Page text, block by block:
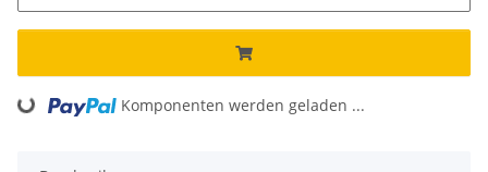
Loading... Komponenten werden geladen ...